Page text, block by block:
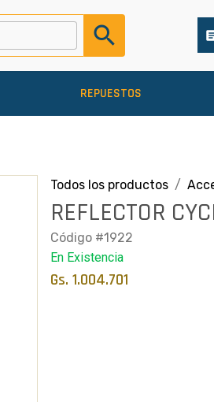
search
REPUESTOS
Todos los productos
REFLECTOR
Código #1922
En Existencia
Gs. 1.004.701